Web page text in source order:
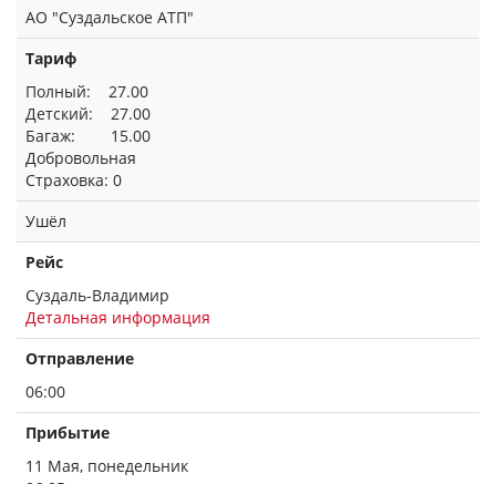
АО "Суздальское АТП"
Тариф
Полный: 27.00
Детский: 27.00
Багаж: 15.00
Добровольная
Страховка: 0
Ушёл
Рейс
Суздаль-Владимир
Детальная информация
Отправление
06:00
Прибытие
11 Мая, понедельник